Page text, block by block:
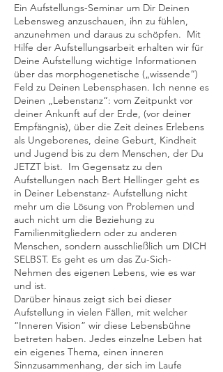
Ein Aufstellungs-Seminar um Dir Deinen
Lebensweg anzuschauen, ihn zu fühlen,
anzunehmen und daraus zu schöpfen. Mit
Hilfe der Aufstellungsarbeit erhalten wir für
Deine Aufstellung wichtige Informationen
über das morphogenetische („wissende“)
Feld zu Deinen Lebensphasen. Ich nenne es
Deinen „Lebenstanz“: vom Zeitpunkt vor
deiner Ankunft auf der Erde, (vor deiner
Empfängnis), über die Zeit deines Erlebens
als Ungeborenes, deine Geburt, Kindheit
und Jugend bis zu dem Menschen, der Du
JETZT bist. Im Gegensatz zu den
Aufstellungen nach Bert Hellinger geht es
in Deiner Lebenstanz- Aufstellung nicht
mehr um die Lösung von Problemen und
auch nicht um die Beziehung zu
Familienmitgliedern oder zu anderen
Menschen, sondern ausschließlich um DICH
SELBST. Es geht es um das Zu-Sich-
Nehmen des eigenen Lebens, wie es war
und ist.
Darüber hinaus zeigt sich bei dieser
Aufstellung in vielen Fällen, mit welcher
“Inneren Vision” wir diese Lebensbühne
betreten haben. Jedes einzelne Leben hat
ein eigenes Thema, einen inneren
Sinnzusammenhang, der sich im Laufe